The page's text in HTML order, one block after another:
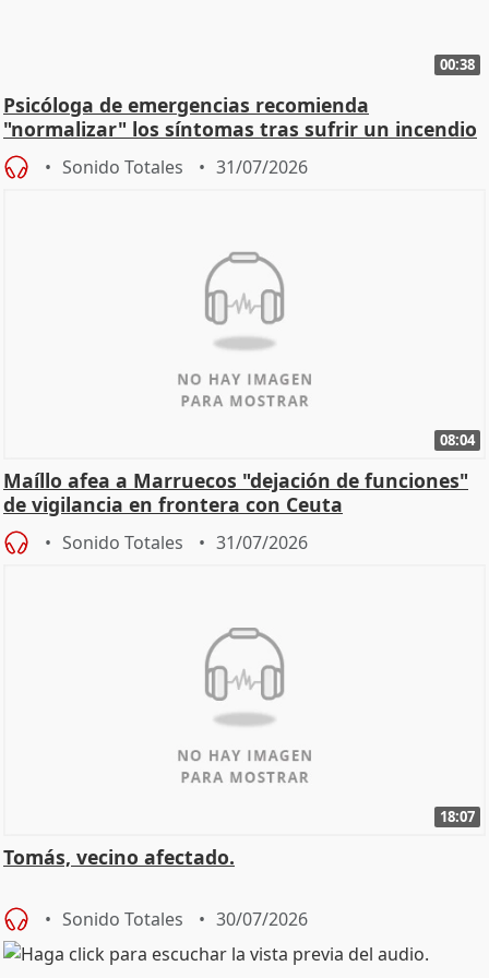
00:38
Psicóloga de emergencias recomienda
"normalizar" los síntomas tras sufrir un incendio
Sonido Totales 31/07/2026
08:04
Maíllo afea a Marruecos "dejación de funciones"
de vigilancia en frontera con Ceuta
Sonido Totales 31/07/2026
18:07
Tomás, vecino afectado.
Sonido Totales 30/07/2026